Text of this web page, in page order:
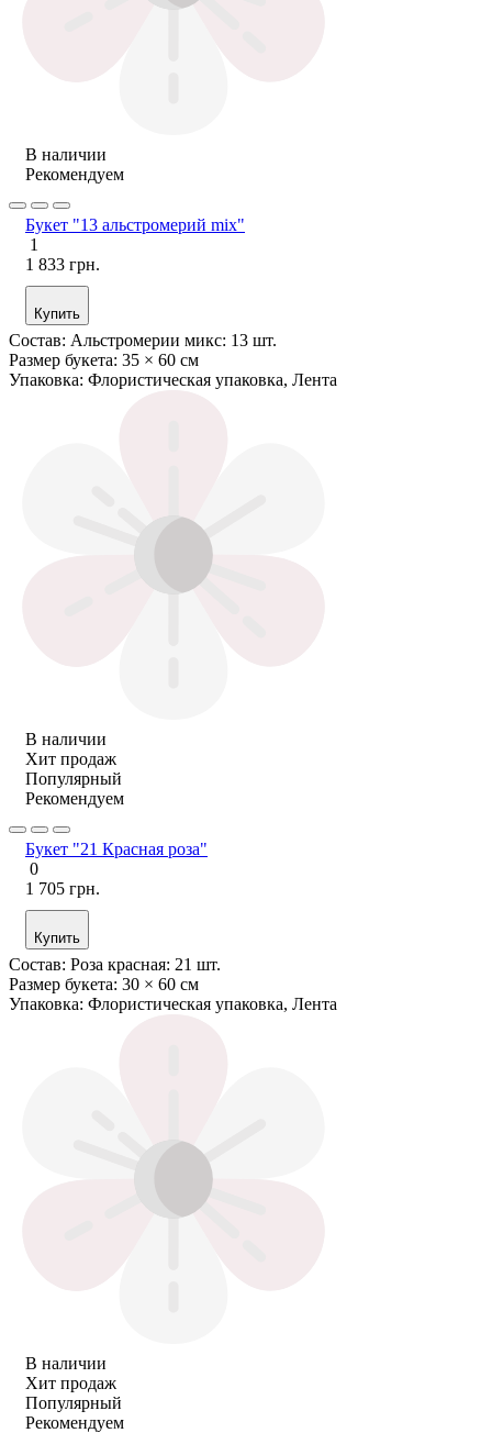
В наличии
Рекомендуем
Букет "13 альстромерий mix"
1
1 833 грн.
Купить
Состав: Альстромерии микс: 13 шт.
Размер букета: 35 × 60 см
Упаковка: Флористическая упаковка, Лента
В наличии
Хит продаж
Популярный
Рекомендуем
Букет "21 Красная роза"
0
1 705 грн.
Купить
Состав: Роза красная: 21 шт.
Размер букета: 30 × 60 см
Упаковка: Флористическая упаковка, Лента
В наличии
Хит продаж
Популярный
Рекомендуем